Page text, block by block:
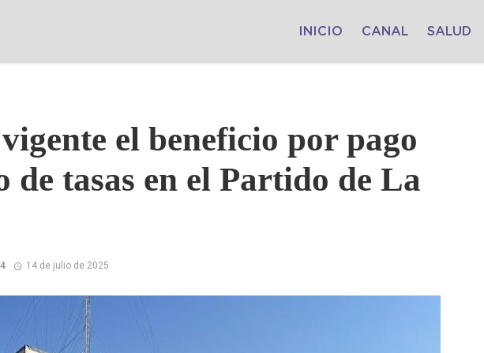
INICIO CANAL SALUD
el beneficio por pago
de tasas en el Partido de La
14 de julio de 2025